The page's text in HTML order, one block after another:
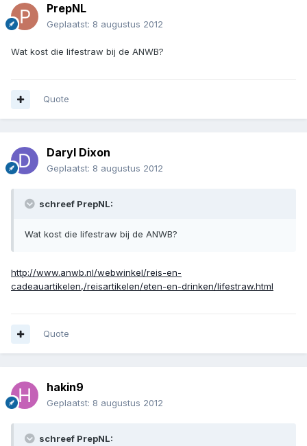
PrepNL
Geplaatst: 8 augustus 2012
Wat kost die lifestraw bij de ANWB?
Quote
Daryl Dixon
Geplaatst: 8 augustus 2012
schreef PrepNL:
Wat kost die lifestraw bij de ANWB?
http://www.anwb.nl/webwinkel/reis-en-
cadeauartikelen,/reisartikelen/eten-en-drinken/lifestraw.html
Quote
hakin9
Geplaatst: 8 augustus 2012
schreef PrepNL: